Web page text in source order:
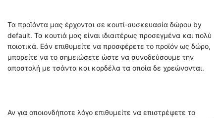
Τα προϊόντα μας έρχονται σε κουτί-συσκευασία δώρου by
default. Τα κουτιά μας είναι ιδιαιτέρως προσεγμένα και πολύ
ποιοτικά. Εάν επιθυμείτε να προσφέρετε το προϊόν ως δώρο,
μπορείτε να το σημειώσετε ώστε να συνοδεύσουμε την
αποστολή με τσάντα και κορδέλα τα οποία δε χρεώνονται.
Αν για οποιονδήποτε λόγο επιθυμείτε να επιστρέψετε το